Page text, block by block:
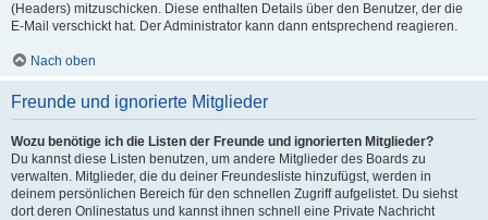
(Headers) mitzuschicken. Diese enthalten Details über den Benutzer, der die
E-Mail verschickt hat. Der Administrator kann dann entsprechend reagieren.
Nach oben
Freunde und ignorierte Mitglieder
Wozu benötige ich die Listen der Freunde und ignorierten Mitglieder?
Du kannst diese Listen benutzen, um andere Mitglieder des Boards zu
verwalten. Mitglieder, die du deiner Freundesliste hinzufügst, werden in
deinem persönlichen Bereich für den schnellen Zugriff aufgelistet. Du siehst
dort deren Onlinestatus und kannst ihnen schnell eine Private Nachricht